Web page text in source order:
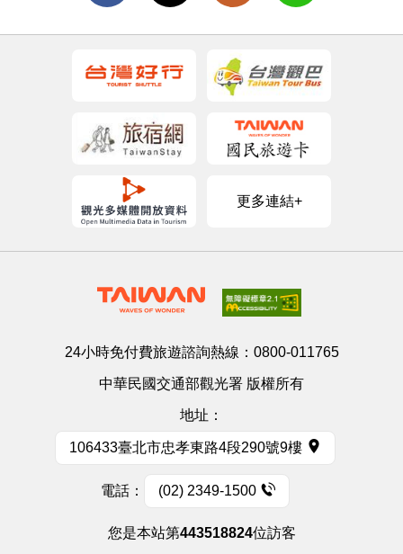
更多連結+
24小時免付費旅遊諮詢熱線： 0800-011765
中華民國交通部觀光署 版權所有
地址：
106433臺北市忠孝東路4段290號9樓
電話： (02) 2349-1500
您是本站第443518824位訪客